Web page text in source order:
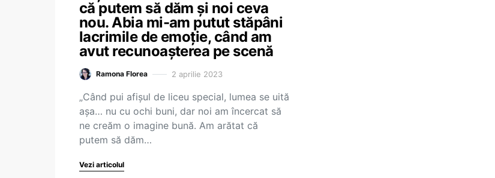
că putem să dăm și noi ceva
nou. Abia mi-am putut stăpâni
lacrimile de emoție, când am
avut recunoașterea pe scenă
Ramona Florea 2 aprilie 2023
„Când pui afișul de liceu special, lumea se uită
așa… nu cu ochi buni, dar noi am încercat să
ne creăm o imagine bună. Am arătat că
putem să dăm…
Vezi articolul